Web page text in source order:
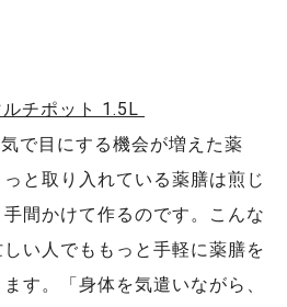
ルチポット 1.5L
で目にする機会が増えた薬
と取り入れている薬膳は煎じ
間かけて作るのです。こんな
い人でももっと手軽に薬膳を
す。「身体を気遣いながら、